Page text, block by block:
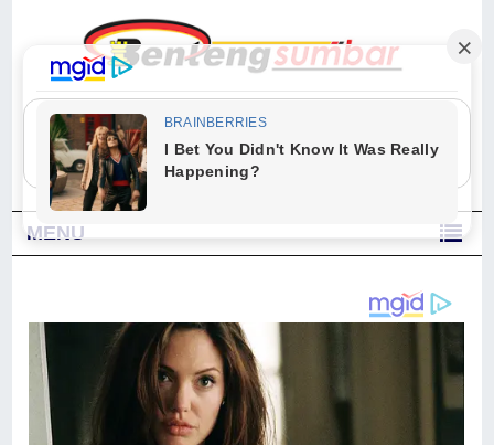
"Sesungguhnya Allah dan para malaikat-Nya berselawat untuk Nabi.
Wahai orang-orang yang beriman, berselawatlah kamu untuk Nabi dan
ucapkanlah salam dengan penuh penghormatan kepadanya." (Qs. Al
Ahzab Ayat 56)
MENU